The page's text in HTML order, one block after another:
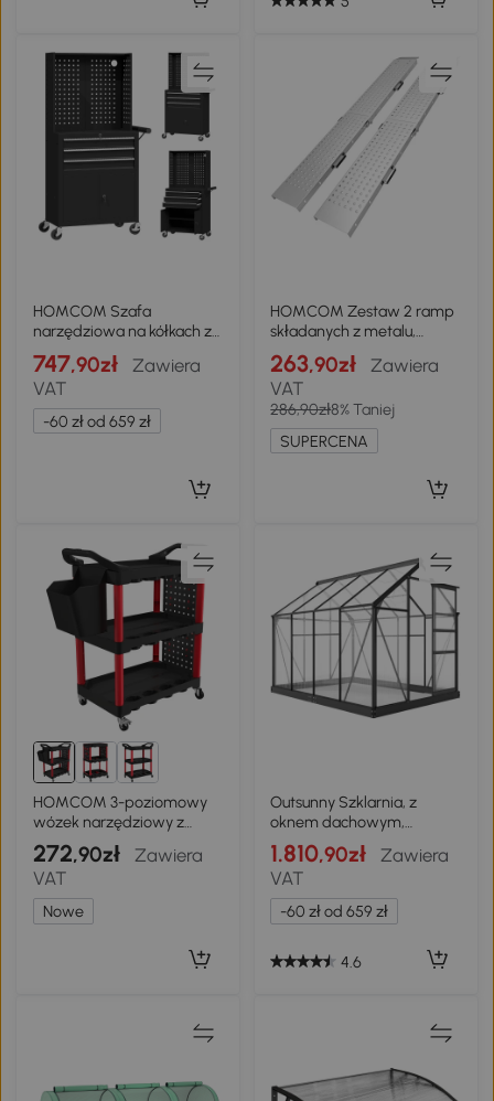
HOMCOM Szafa
narzędziowa na kółkach z
perforowaną płytą, 3
szuflady do garażu i
warsztatu, Czarny
747,90zł
Zawiera
VAT
-60 zł od 659 zł
HOMCOM Zestaw 2 ramp
składanych z metalu,
rampa progowa z
uchwytami do 400 kg, dla
opon do 22,5 cm
263,90zł
Zawiera
VAT
286,90zł8% Taniej
SUPERCENA
HOMCOM 3-poziomowy
wózek narzędziowy z
perforowanymi ściankami,
haczykami i pojemnikiem
na narzędzia, czarny i
czerwony
272,90zł
Zawiera
VAT
Nowe
Outsunny Szklarnia, z
oknem dachowym,
drzwiami przesuwnymi,
przezroczysta,
poliwęglan+aluminium, 190
x 252 x 201cm
1.810,90zł
Zawiera
VAT
-60 zł od 659 zł
4.6